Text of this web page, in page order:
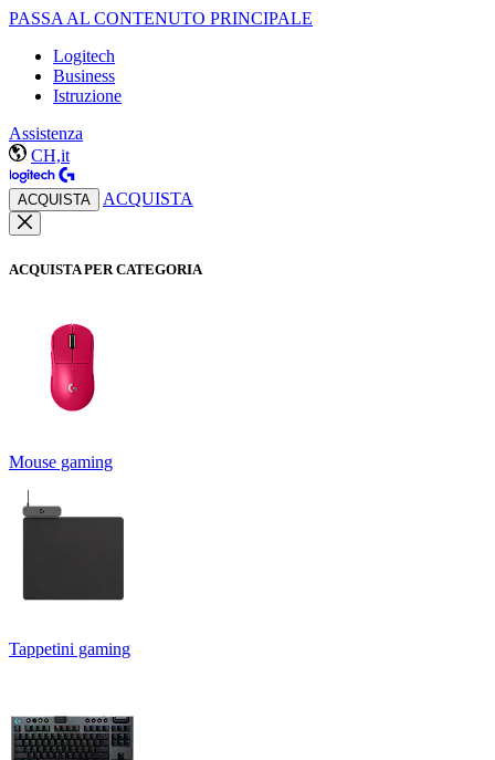
PASSA AL CONTENUTO PRINCIPALE
Logitech
Business
Istruzione
Assistenza
CH,it
ACQUISTA ACQUISTA
ACQUISTA PER CATEGORIA
Mouse gaming
Tappetini gaming